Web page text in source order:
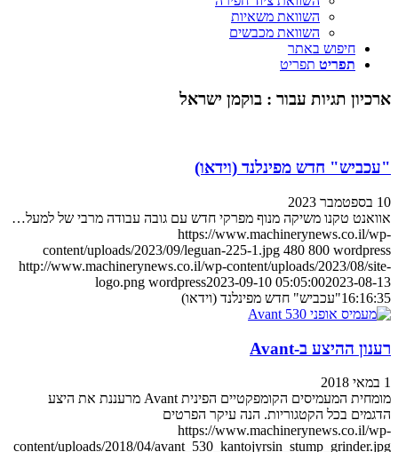
השוואת משאיות
השוואת מכבשים
חיפוש באתר
תפריט תפריט
ארכיון תגיות עבור : בוקמן ישראל
"עכביש" חדש מפינלנד (וידאו)
10 בספטמבר 2023
אוואנט טקנו משיקה מנוף מפרקי חדש עם גובה עבודה מרבי של למעל…
https://www.machinerynews.co.il/wp-
content/uploads/2023/09/leguan-225-1.jpg 480 800 wordpress
http://www.machinerynews.co.il/wp-content/uploads/2023/08/site-
logo.png wordpress2023-09-10 05:05:002023-08-13
16:16:35"עכביש" חדש מפינלנד (וידאו)
רענון ההיצע ב-Avant
1 במאי 2018
מומחית המעמיסים הקומפקטיים הפינית Avant מרעננת את היצע
הדגמים בכל הקטגוריות. הנה עיקר הפרטים
https://www.machinerynews.co.il/wp-
content/uploads/2018/04/avant_530_kantojyrsin_stump_grinder.jpg